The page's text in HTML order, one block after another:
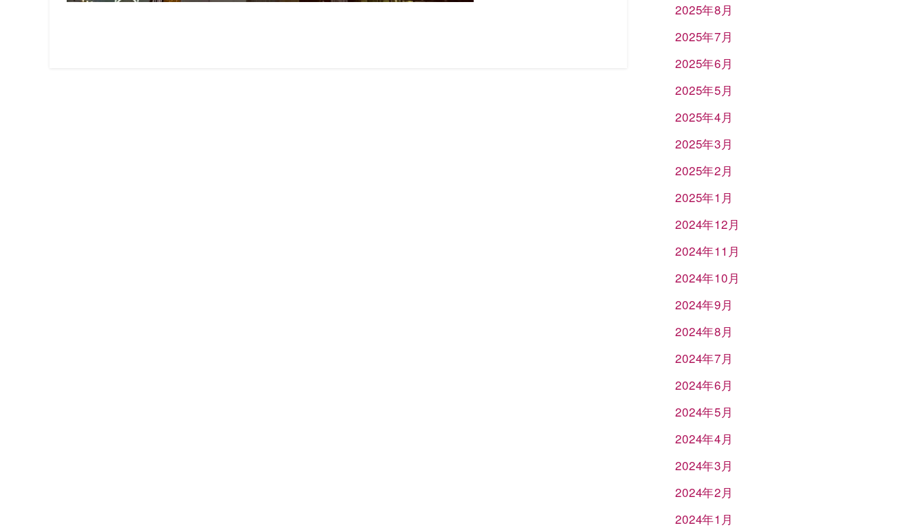
2025年8月
2025年7月
2025年6月
2025年5月
2025年4月
2025年3月
2025年2月
2025年1月
2024年12月
2024年11月
2024年10月
2024年9月
2024年8月
2024年7月
2024年6月
2024年5月
2024年4月
2024年3月
2024年2月
2024年1月